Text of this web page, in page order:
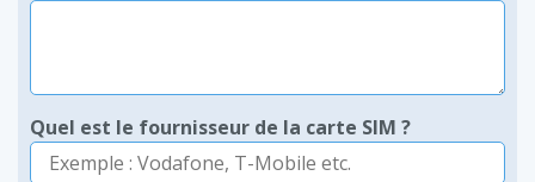
Quel est le fournisseur de la carte SIM ?